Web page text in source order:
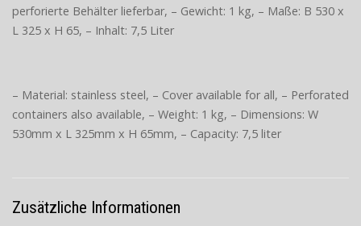
perforierte Behälter lieferbar, – Gewicht: 1 kg, – Maße: B 530 x
L 325 x H 65, – Inhalt: 7,5 Liter
– Material: stainless steel, – Cover available for all, – Perforated
containers also available, – Weight: 1 kg, – Dimensions: W
530mm x L 325mm x H 65mm, – Capacity: 7,5 liter
Zusätzliche Informationen